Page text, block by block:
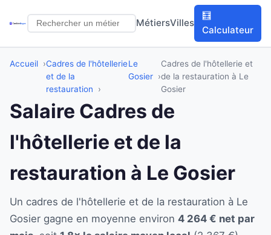
MétiersVilles
🧮
Calculateur
Accueil
Cadres de l'hôtellerie
et de la
restauration
Le
Gosier
Cadres de l'hôtellerie et
de la restauration à Le
Gosier
Salaire Cadres de
l'hôtellerie et de la
restauration à Le Gosier
Un cadres de l'hôtellerie et de la restauration à Le
Gosier gagne en moyenne environ 4 264 € net par